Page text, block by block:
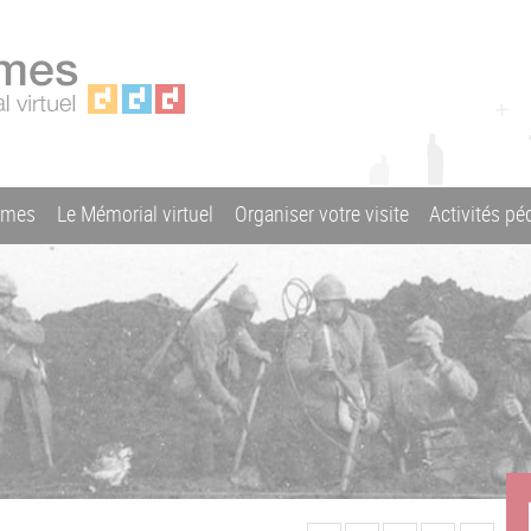
Le Mémorial virtuel Organiser votre visite Activités